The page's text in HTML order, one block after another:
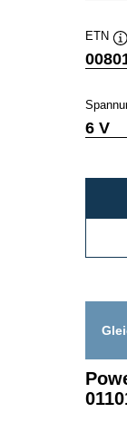
ETN
6 V